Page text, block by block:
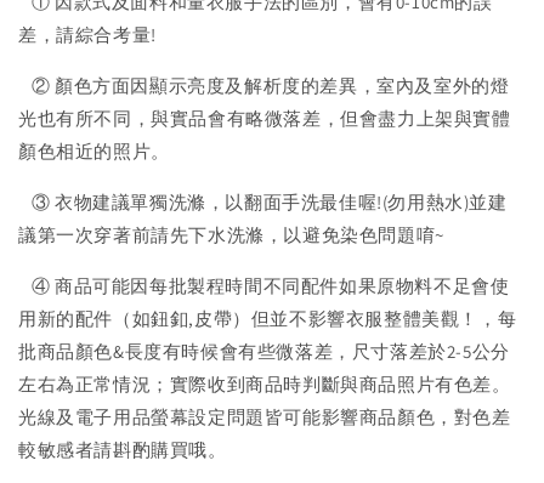
差，請綜合考量!
② 顏色方面因顯示亮度及解析度的差異，室內及室外的燈
光也有所不同，與實品會有略微落差，但會盡力上架與實體
顏色相近的照片。
③ 衣物建議單獨洗滌，以翻面手洗最佳喔!(勿用熱水)並建
議第一次穿著前請先下水洗滌，以避免染色問題唷~
④ 商品可能因每批製程時間不同配件如果原物料不足會使
用新的配件（如鈕釦,皮帶）但並不影響衣服整體美觀！，每
批商品顏色&長度有時候會有些微落差，尺寸落差於2-5公分
左右為正常情況；實際收到商品時判斷與商品照片有色差。
光線及電子用品螢幕設定問題皆可能影響商品顏色，對色差
較敏感者請斟酌購買哦。